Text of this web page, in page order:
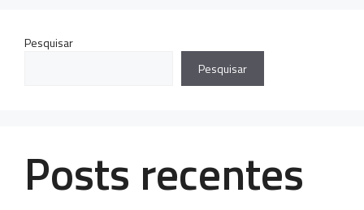
Pesquisar
Pesquisar
Posts recentes